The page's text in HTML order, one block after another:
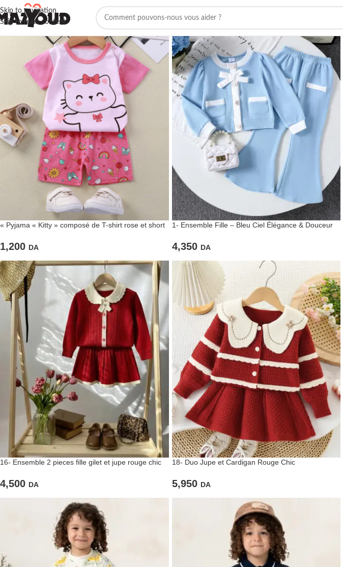
Skip to navigation
Skip to main content
« Pyjama « Kitty » composé de T-shirt rose et short
1,200 DA
1- Ensemble Fille – Bleu Ciel Élégance & Douceur
4,350 DA
16- Ensemble 2 pieces fille gilet et jupe rouge chic
4,500 DA
18- Duo Jupe et Cardigan Rouge Chic
5,950 DA